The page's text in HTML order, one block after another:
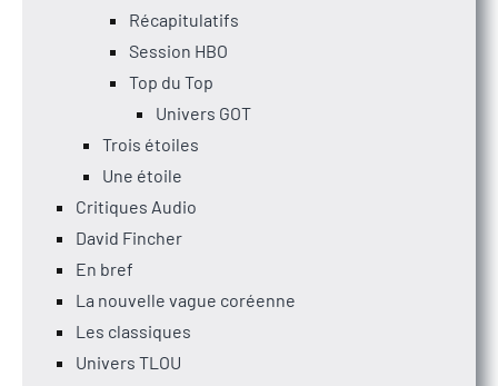
Récapitulatifs
Session HBO
Top du Top
Univers GOT
Trois étoiles
Une étoile
Critiques Audio
David Fincher
En bref
La nouvelle vague coréenne
Les classiques
Univers TLOU